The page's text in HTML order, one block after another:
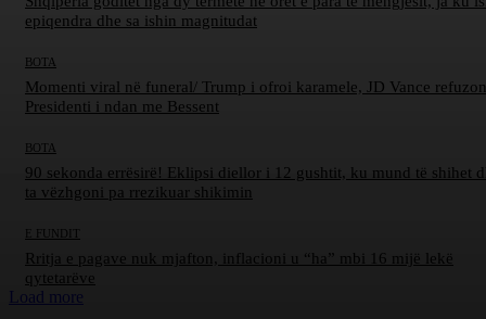
epiqendra dhe sa ishin magnitudat
BOTA
Momenti viral në funeral/ Trump i ofroi karamele, JD Vance
Presidenti i ndan me Bessent
BOTA
90 sekonda errësirë! Eklipsi diellor i 12 gushtit, ku mund të shihet
ta vëzhgoni pa rrezikuar shikimin
E FUNDIT
Rritja e pagave nuk mjafton, inflacioni u “ha” mbi 16 mijë lekë
qytetarëve
Load more